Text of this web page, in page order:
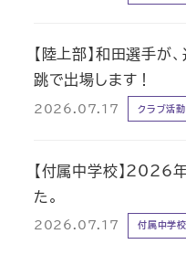
【陸上部】和田選手が
跳で出場します！
2026.07.17 クラブ活動
【付属中学校】2026
た。
2026.07.17 付属中学校